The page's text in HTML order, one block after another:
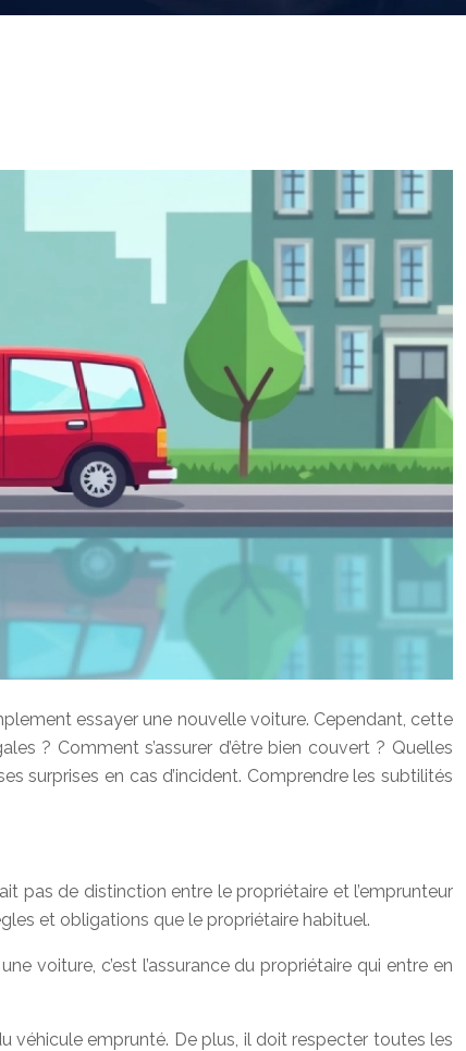
essayer une nouvelle voiture. Cependant, cette
? Comment s’assurer d’être bien couvert ? Quelles
surprises en cas d’incident. Comprendre les subtilités
pas de distinction entre le propriétaire et l’emprunteur
et obligations que le propriétaire habituel.
voiture, c’est l’assurance du propriétaire qui entre en
véhicule emprunté. De plus, il doit respecter toutes les